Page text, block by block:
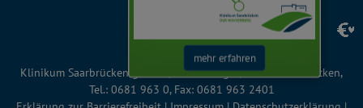
TikTok
YouTube
LinkedIn
Instagram
Facebook
Klinikum Saarbrücken gGmbH, Winterberg 1, 66119 Saarbrücken,
Tel.: 0681 963 0, Fax: 0681 963 2401
mehr erfahren